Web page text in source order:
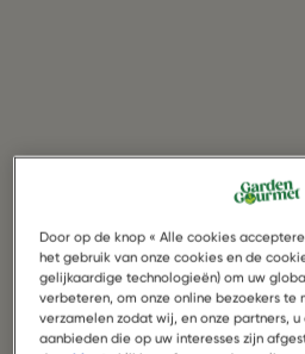
Broccoli Mini Burger
Door op de knop « Alle cookies
het gebruik van onze cookies en de
gelijkaardige technologieën) om uw
verbeteren, om onze online bezoekers
verzamelen zodat wij, en onze partners,
aanbieden die op uw interesses zijn